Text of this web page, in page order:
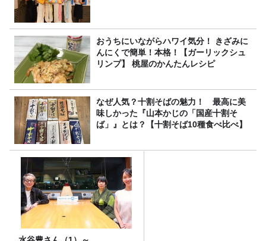
おうちにいながらハワイ気分！ きざみに
んにくで簡単！本格！【ガーリックシュ
リンプ】 桃屋のかんたんレシピ
なぜ人気？十割そばの魅力！ 最高に美
味しかった『山本かじの「国産十割そ
ば」』とは？【十割そば10種食べ比べ】